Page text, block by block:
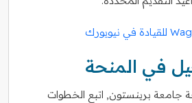
في المنحة
برينستون, اتبع الخطوات